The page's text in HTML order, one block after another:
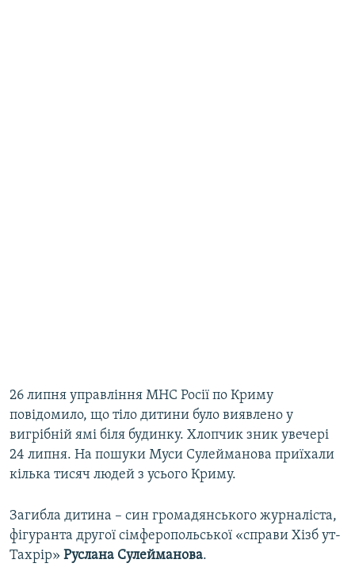
26 липня управління МНС Росії по Криму
повідомило, що тіло дитини було виявлено у
вигрібній ямі біля будинку. Хлопчик зник увечері
24 липня. На пошуки Муси Сулейманова приїхали
кілька тисяч людей з усього Криму.
Загибла дитина – син громадянського журналіста,
фігуранта другої сімферопольської «справи Хізб ут-
Тахрір» Руслана Сулейманова.